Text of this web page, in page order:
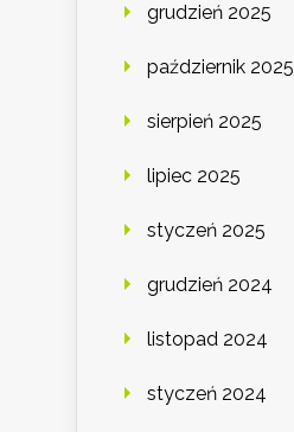
grudzień 2025
październik 2025
sierpień 2025
lipiec 2025
styczeń 2025
grudzień 2024
listopad 2024
styczeń 2024